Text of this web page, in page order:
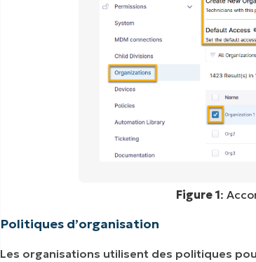
Figure 1:
Politiques d’organisation
Les organisations utilisent des politiques